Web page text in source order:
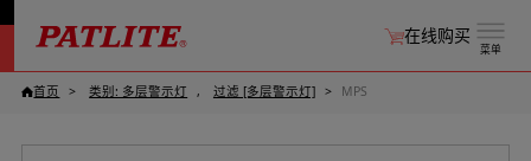
菜单
在线购买
首页 类别: 多层警示灯 过滤 [多层警示灯] MPS